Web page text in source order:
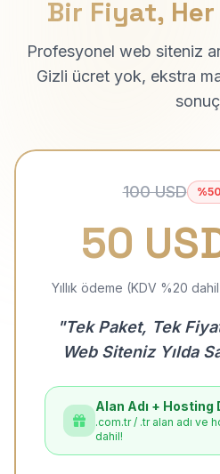
Bir Fiyat,
Profesyonel web siteniz
Gizli ücret yok, ekstra
100 USD
50
Yıllık ödeme (KDV %20
"Tek Paket, Tek
Web Siteniz Yılda
Alan Adı + Hosting
.com.tr / .tr alan adı ve
dahil!